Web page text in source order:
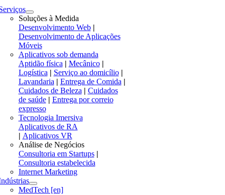
Soluções à Medida
Desenvolvimento Web|
Desenvolvimento de Aplicações
Móveis
Aplicativos sob demanda
Aptidão física| Mecânico|
Logística| Serviço ao domicílio|
Lavandaria | Entrega de Comida |
Cuidados de Beleza | Cuidados
de saúde | Entrega por correio
expresso
Tecnologia Imersiva
Aplicativos de RA
| Aplicativos VR
Análise de Negócios
Consultoria em Startups|
Consultoria estabelecida
Internet Marketing
MedTech [en]